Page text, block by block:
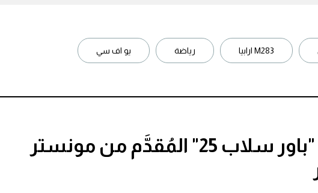
M283 ارابيا رياضة يو اف سي
أبوظبي تستضيف "باور سلاب 25" المُقدَّم من مونستر